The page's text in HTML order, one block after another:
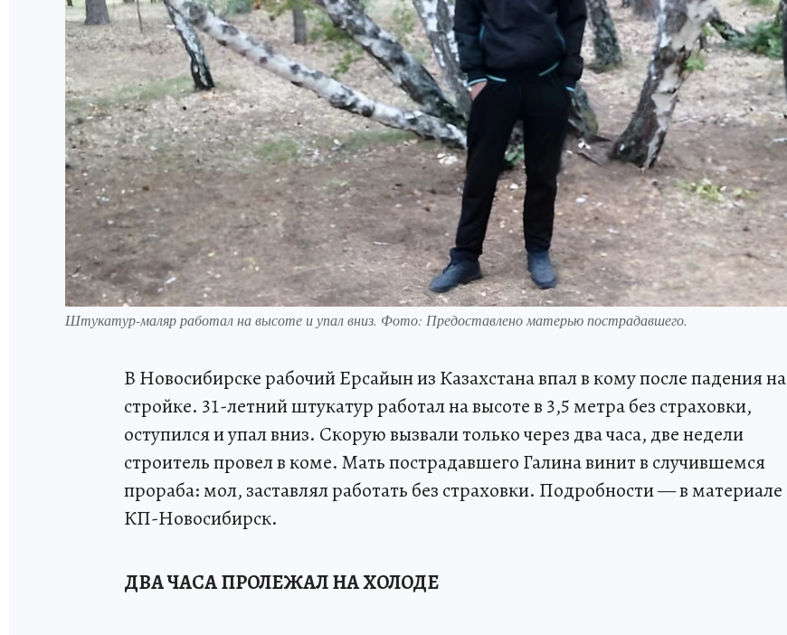
Штукатур-маляр работал на высоте и упал вниз. Фото: Предоставлено матерью пострадавшего.
В Новосибирске рабочий Ерсайын из Казахстана впал в кому после падения на
стройке. 31-летний штукатур работал на высоте в 3,5 метра без страховки,
оступился и упал вниз. Скорую вызвали только через два часа, две недели
строитель провел в коме. Мать пострадавшего Галина винит в случившемся
прораба: мол, заставлял работать без страховки. Подробности — в материале
КП-Новосибирск.
ДВА ЧАСА ПРОЛЕЖАЛ НА ХОЛОДЕ